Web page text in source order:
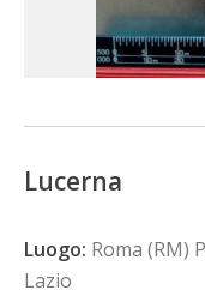
Lucerna
Luogo: Roma (RM)
Lazio